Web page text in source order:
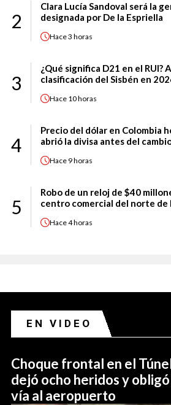
2
Clara Lucía Sandoval será la
designada por De la Espriella
Hace3 horas
3
¿Qué significa D21 en el RUI?
clasificación del Sisbén en
Hace 10 horas
4
Precio del dólar en Colombia
abrió la divisa antes del
Hace 9 horas
5
Robo de un reloj de $40
centro comercial del norte de
Hace4 horas
EN VIDEO
Choque frontal en el
dejó ocho heridos y
vía al aeropuerto